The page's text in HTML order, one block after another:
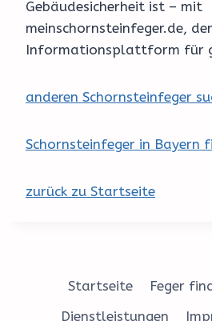
Gebäudesicherheit ist – mit
meinschornsteinfeger.de, der
Informationsplattform für
anderen Schornsteinfeger
Schornsteinfeger in Bayern
zurück zu Startseite
Startseite Feger
Dienstleistungen